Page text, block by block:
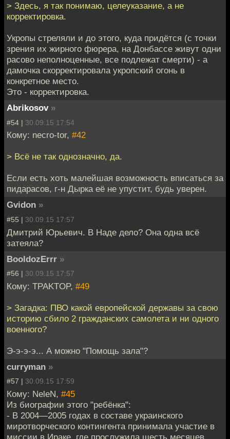
> Здесь, я так понимаю, целеуказание, а не
корректировка.
Укропы стреляли и до этого, куда придётся (с точки
зрения их жирного фюрера, на Донбассе живут одни
расово неполноценные, все подлежат смерти) - а
дамочка скорректировала укропский огонь в
конкретное место.
Это - корректировка.
Abrikosov »
#54 | 30.09.15 17:54
Кому: necro-tor, #42
> Всё не так однозначно, да.
Если есть хоть малейшая возможность вписаться за
пидарасов, г-н Дырка её не упустит, будь уверен.
Gvidon »
#55 | 30.09.15 17:57
Дмитрий Юрьевич. В Наде дело? Она одна всё
затеяла?
BooldozErrr »
#56 | 30.09.15 17:57
Кому: TPAKTOP, #49
> Загадка: ПВО какой европейской державы за свою
историю сбило 2 гражданских самолета и ни одного
военного?
Э-э-э-э... А можно "Помощь зала"?
curryman »
#57 | 30.09.15 17:59
Кому: NeleN, #45
Из биографии этого "ребёнка":
- В 2004—2005 годах в составе украинского
миротворческого контингента принимала участие в
миссии в Ираке, где прослужила шесть месяцев